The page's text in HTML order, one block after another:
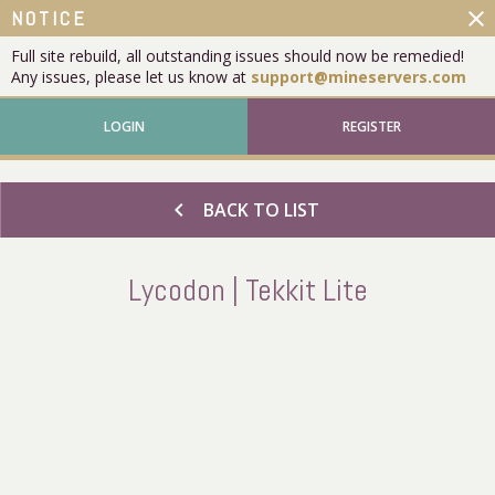
NOTICE
Full site rebuild, all outstanding issues should now be remedied!
Any issues, please let us know at support@mineservers.com
close
LOGIN REGISTER
chevron_left BACK TO LIST
Lycodon | Tekkit Lite